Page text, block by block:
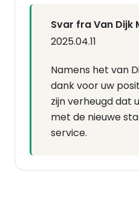
Svar fra Van Dijk
2025.04.11
Namens het van
dank voor uw
zijn verheugd dat
met de nieuwe
service.